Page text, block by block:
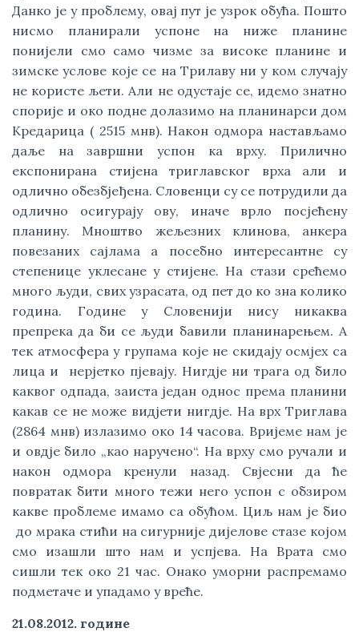
Данко је у проблему, овај пут је узрок обућа. Пошто
нисмо планирали успоне на ниже планине
понијели смо само чизме за високе планине и
зимске услове које се на Трилаву ни у ком случају
не користе љети. Али не одустаје се, идемо знатно
спорије и око подне долазимо на планинарси дом
Кредарица ( 2515 мнв). Након одмора настављамо
даље на завршни успон ка врху. Прилично
експонирана стијена триглавског врха али и
одлично обезбјеђена. Словенци су се потрудили да
одлично осигурају ову, иначе врло посјећену
планину. Мноштво жељезних клинова, анкера
повезаних сајлама а посебно интересантне су
степенице уклесане у стијене. На стази срећемо
много људи, свих узрасата, од пет до ко зна колико
година. Године у Словенији нису никаква
препрека да би се људи бавили планинарењем. А
тек атмосфера у групама које не скидају осмјех са
лица и нерјетко пјевају. Нигдје ни трага од било
каквог одпада, заиста један однос према планини
какав се не може видјети нигдје. На врх Триглава
(2864 мнв) излазимо око 14 часова. Вријеме нам је
и овдје било „као наручено“. На врху смо ручали и
након одмора кренули назад. Свјесни да ће
повратак бити много тежи него успон с обзиром
какве проблеме имамо са обућом. Циљ нам је био
до мрака стићи на сигурније дијелове стазе којом
смо изашли што нам и успјева. На Врата смо
сишли тек око 21 час. Онако уморни распремамо
подметаче и упадамо у вреће.
21.08.2012. године